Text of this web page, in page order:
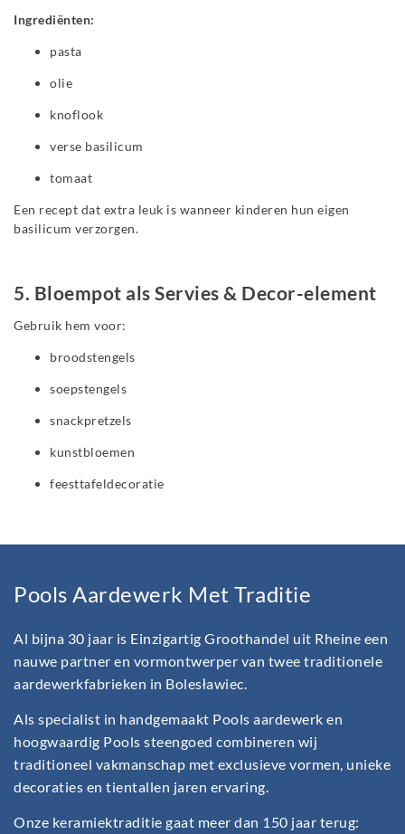
Ingrediënten:
pasta
olie
knoflook
verse basilicum
tomaat
Een recept dat extra leuk is wanneer kinderen hun eigen
basilicum verzorgen.
5. Bloempot als Servies & Decor-element
Gebruik hem voor:
broodstengels
soepstengels
snackpretzels
kunstbloemen
feesttafeldecoratie
Pools Aardewerk Met Traditie
Al bijna 30 jaar is Einzigartig Groothandel uit Rheine een
nauwe partner en vormontwerper van twee traditionele
aardewerkfabrieken in Bolesławiec.
Als specialist in handgemaakt Pools aardewerk en
hoogwaardig Pools steengoed combineren wij
traditioneel vakmanschap met exclusieve vormen, unieke
decoraties en tientallen jaren ervaring.
Onze keramiektraditie gaat meer dan 150 jaar terug: